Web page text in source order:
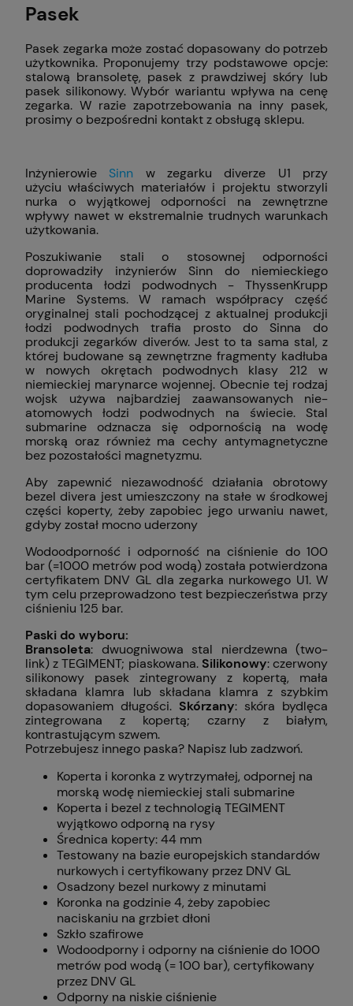
Pasek
Pasek zegarka może zostać dopasowany do potrzeb
użytkownika. Proponujemy trzy podstawowe opcje:
stalową bransoletę, pasek z prawdziwej skóry lub
pasek silikonowy. Wybór wariantu wpływa na cenę
zegarka. W razie zapotrzebowania na inny pasek,
prosimy o bezpośredni kontakt z obsługą sklepu.
Inżynierowie Sinn w zegarku diverze U1 przy
użyciu właściwych materiałów i projektu stworzyli
nurka o wyjątkowej odporności na zewnętrzne
wpływy nawet w ekstremalnie trudnych warunkach
użytkowania.
Poszukiwanie stali o stosownej odporności
doprowadziły inżynierów Sinn do niemieckiego
producenta łodzi podwodnych - ThyssenKrupp
Marine Systems. W ramach współpracy część
oryginalnej stali pochodzącej z aktualnej produkcji
łodzi podwodnych trafia prosto do Sinna do
produkcji zegarków diverów. Jest to ta sama stal, z
której budowane są zewnętrzne fragmenty kadłuba
w nowych okrętach podwodnych klasy 212 w
niemieckiej marynarce wojennej. Obecnie tej rodzaj
wojsk używa najbardziej zaawansowanych nie-
atomowych łodzi podwodnych na świecie. Stal
submarine odznacza się odpornością na wodę
morską oraz również ma cechy antymagnetyczne
bez pozostałości magnetyzmu.
Aby zapewnić niezawodność działania obrotowy
bezel divera jest umieszczony na stałe w środkowej
części koperty, żeby zapobiec jego urwaniu nawet,
gdyby został mocno uderzony
Wodoodporność i odporność na ciśnienie do 100
bar (=1000 metrów pod wodą) została potwierdzona
certyfikatem DNV GL dla zegarka nurkowego U1. W
tym celu przeprowadzono test bezpieczeństwa przy
ciśnieniu 125 bar.
Paski do wyboru:
Bransoleta: dwuogniwowa stal nierdzewna (two-
link) z TEGIMENT; piaskowana. Silikonowy: czerwony
silikonowy pasek zintegrowany z kopertą, mała
składana klamra lub składana klamra z szybkim
dopasowaniem długości. Skórzany: skóra bydlęca
zintegrowana z kopertą; czarny z białym,
kontrastującym szwem.
Potrzebujesz innego paska? Napisz lub zadzwoń.
Koperta i koronka z wytrzymałej, odpornej na
morską wodę niemieckiej stali submarine
Koperta i bezel z technologią TEGIMENT
wyjątkowo odporną na rysy
Średnica koperty: 44 mm
Testowany na bazie europejskich standardów
nurkowych i certyfikowany przez DNV GL
Osadzony bezel nurkowy z minutami
Koronka na godzinie 4, żeby zapobiec
naciskaniu na grzbiet dłoni
Szkło szafirowe
Wodoodporny i odporny na ciśnienie do 1000
metrów pod wodą (= 100 bar), certyfikowany
przez DNV GL
Odporny na niskie ciśnienie